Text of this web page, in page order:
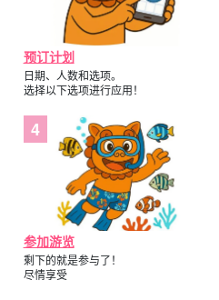
预订计划
日期、人数和选项。
选择以下选项进行应用！
参加游览
剩下的就是参与了！
尽情享受